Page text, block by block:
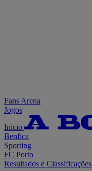
Fans Arena
Jogos
Início
Benfica
Sporting
FC Porto
Resultados e Classificações